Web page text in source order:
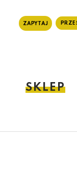
ZAPYTAJ
SKLEP